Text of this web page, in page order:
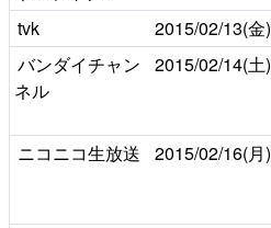
tvk 2015/02/13(金)
バンダイチャン
ネル
2015/02/14(土)
ニコニコ生放送 2015/02/16(月)